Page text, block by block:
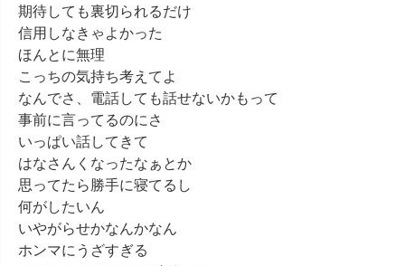
期待しても裏切られるだけ
信用しなきゃよかった
ほんとに無理
こっちの気持ち考えてよ
なんでさ、電話しても話せないかもって
事前に言ってるのにさ
いっぱい話してきて
はなさんくなったなぁとか
思ってたら勝手に寝てるし
何がしたいん
いやがらせかなんかなん
ホンマにうざすぎる